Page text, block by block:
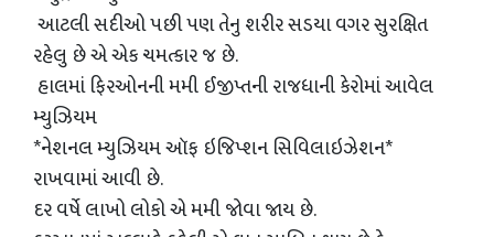
આટલી સદીઓ પછી પણ તેનુ શરીર સડયા વગર સુરક્ષિત
રહેલુ છે એ એક ચમત્કાર જ છે.
હાલમાં ફિરઓનની મમી ઈજીપ્તની રાજધાની કેરોમાં આવેલ
મ્યુઝિયમ
*નેશનલ મ્યુઝિયમ ઑફ ઇજિપ્શન સિવિલાઇઝેશન*
રાખવામાં આવી છે.
દર વર્ષે લાખો લોકો એ મમી જોવા જાય છે.